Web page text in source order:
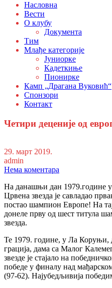
Насловна
Вести
О клубу
Документа
Тим
Млађе категорије
Јуниорке
Кадеткиње
Пионирке
Камп „Драгана Вуковић“
Спонзори
Контакт
Четири деценије од
29. март 2019.
admin
Нема коментара
На данашњи дан
Црвена звезда је савладао
постао шампион Европе! На
донеле прву од шест титула
звезда.
Те 1979. године, у Ла Коруњи,
грација, дама са Малог
звезде је стајало на
победе у финалу над
(97-62). Најубедљивија